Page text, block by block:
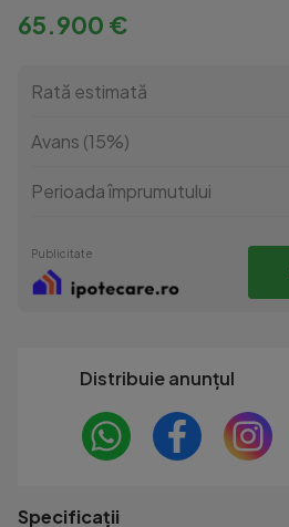
65.900 €
Rată estimată
Avans (15%)
Perioada împrumutului
Publicitate
Distribuie anunțul
Specificații